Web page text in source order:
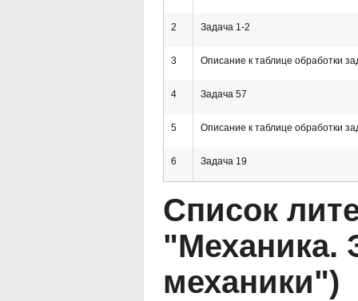
2 Задача 1-2
3 Описание к таблице обработки
4 Задача 57
5 Описание к таблице обработки
6 Задача 19
Список
"Механика.
механики")